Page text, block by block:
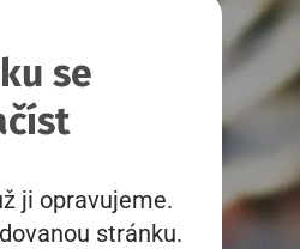
se
ji opravujeme.
stránku.